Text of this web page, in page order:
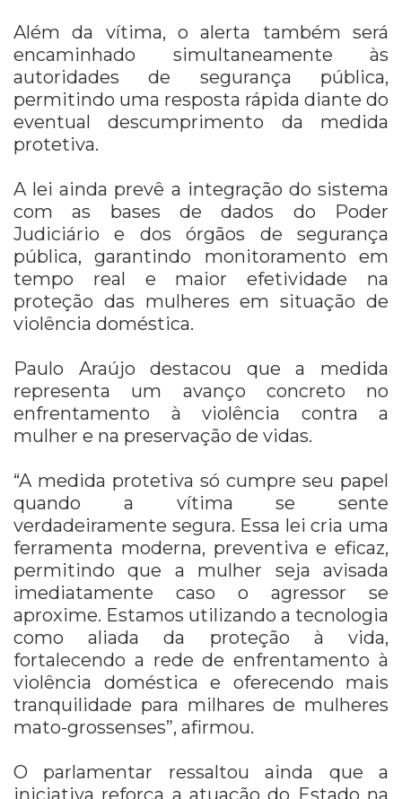
Além da vítima, o alerta também será
encaminhado simultaneamente às
autoridades de segurança pública,
permitindo uma resposta rápida diante do
eventual descumprimento da medida
protetiva.
A lei ainda prevê a integração do sistema
com as bases de dados do Poder
Judiciário e dos órgãos de segurança
pública, garantindo monitoramento em
tempo real e maior efetividade na
proteção das mulheres em situação de
violência doméstica.
Paulo Araújo destacou que a medida
representa um avanço concreto no
enfrentamento à violência contra a
mulher e na preservação de vidas.
“A medida protetiva só cumpre seu papel
quando a vítima se sente
verdadeiramente segura. Essa lei cria uma
ferramenta moderna, preventiva e eficaz,
permitindo que a mulher seja avisada
imediatamente caso o agressor se
aproxime. Estamos utilizando a tecnologia
como aliada da proteção à vida,
fortalecendo a rede de enfrentamento à
violência doméstica e oferecendo mais
tranquilidade para milhares de mulheres
mato-grossenses”, afirmou.
O parlamentar ressaltou ainda que a
iniciativa reforça a atuação do Estado na